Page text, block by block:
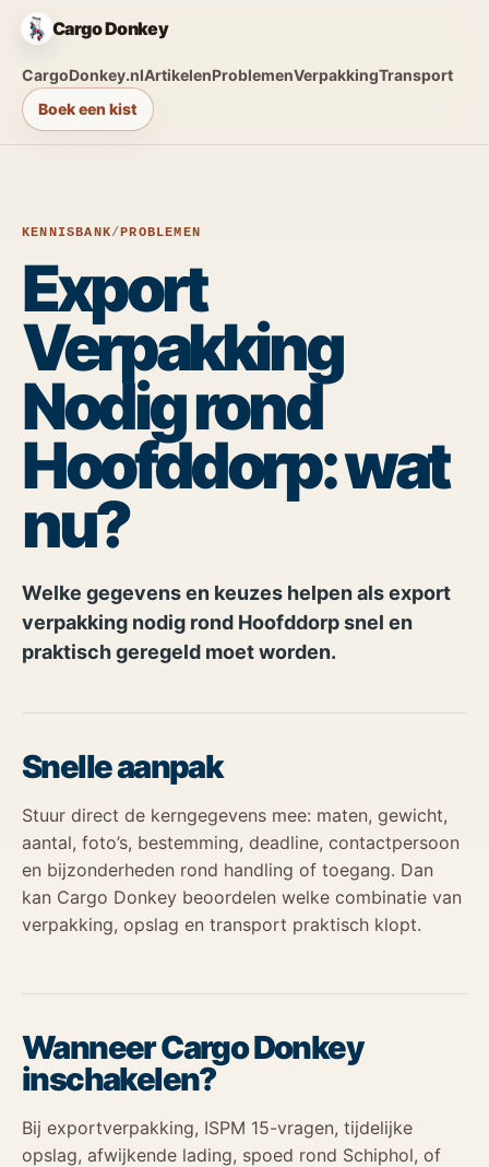
Cargo Donkey
CargoDonkey.nlArtikelenProblemenVerpakkingTransport
Boek een kist
KENNISBANK/PROBLEMEN
Export
Verpakking
Nodig rond
Hoofddorp: wat
nu?
Welke gegevens en keuzes helpen als export
verpakking nodig rond Hoofddorp snel en
praktisch geregeld moet worden.
Snelle aanpak
Stuur direct de kerngegevens mee: maten, gewicht,
aantal, foto’s, bestemming, deadline, contactpersoon
en bijzonderheden rond handling of toegang. Dan
kan Cargo Donkey beoordelen welke combinatie van
verpakking, opslag en transport praktisch klopt.
Wanneer Cargo Donkey
inschakelen?
Bij exportverpakking, ISPM 15-vragen, tijdelijke
opslag, afwijkende lading, spoed rond Schiphol, of